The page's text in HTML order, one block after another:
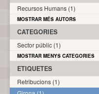
Recursos Humans (1)
MOSTRAR MÉS AUTORS
CATEGORIES
Sector públic (1)
MOSTRAR MENYS CATEGORIES
ETIQUETES
Retribucions (1)